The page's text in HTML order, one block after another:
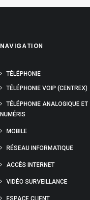
NAVIGATION
TÉLÉPHONIE
TÉLÉPHONIE VOIP (CENTREX)
TÉLÉPHONIE ANALOGIQUE ET
NUMÉRIS
MOBILE
RÉSEAU INFORMATIQUE
ACCÈS INTERNET
VIDÉO SURVEILLANCE
ESPACE CLIENT